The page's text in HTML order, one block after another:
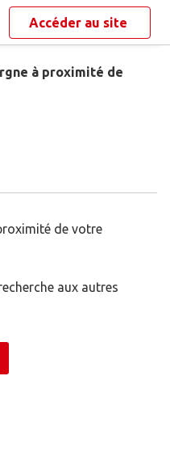
Accéder au site
à proximité de
de votre
aux autres